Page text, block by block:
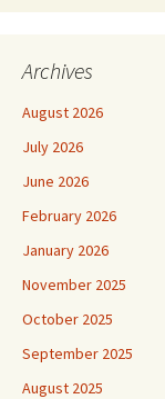
Archives
August 2026
July 2026
June 2026
February 2026
January 2026
November 2025
October 2025
September 2025
August 2025